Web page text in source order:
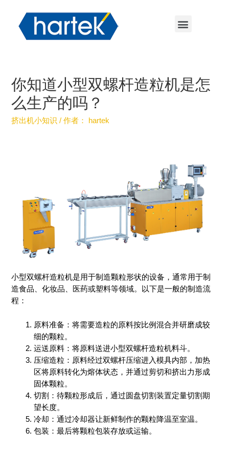
你知道小型双螺杆造粒机是怎
么生产的吗？
挤出机小知识 / 作者： hartek
小型双螺杆造粒机是用于制造颗粒形状的设备，通常用于制
造食品、化妆品、医药或塑料等领域。以下是一般的制造流
程：
原料准备：将需要造粒的原料按比例混合并研磨成较
细的颗粒。
运送原料：将原料送进小型双螺杆造粒机料斗。
压缩造粒：原料经过双螺杆压缩进入模具内部，加热
区将原料转化为熔体状态，并通过剪切和挤出力形成
固体颗粒。
切割：待颗粒形成后，通过圆盘切割装置定量切割期
望长度。
冷却：通过冷却器让新鲜制作的颗粒降温至室温。
包装：最后将颗粒包装存放或运输。